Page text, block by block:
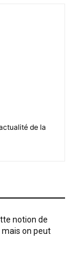
de la
notion de
on peut